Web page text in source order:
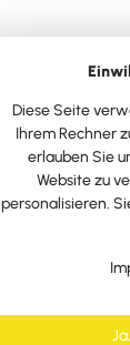
Diese Seite
Ihrem Rechner
erlauben Sie
Website zu
personalisieren.